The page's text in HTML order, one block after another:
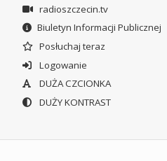
radioszczecin.tv
Biuletyn Informacji Publicznej
Posłuchaj teraz
Logowanie
DUŻA CZCIONKA
DUŻY KONTRAST